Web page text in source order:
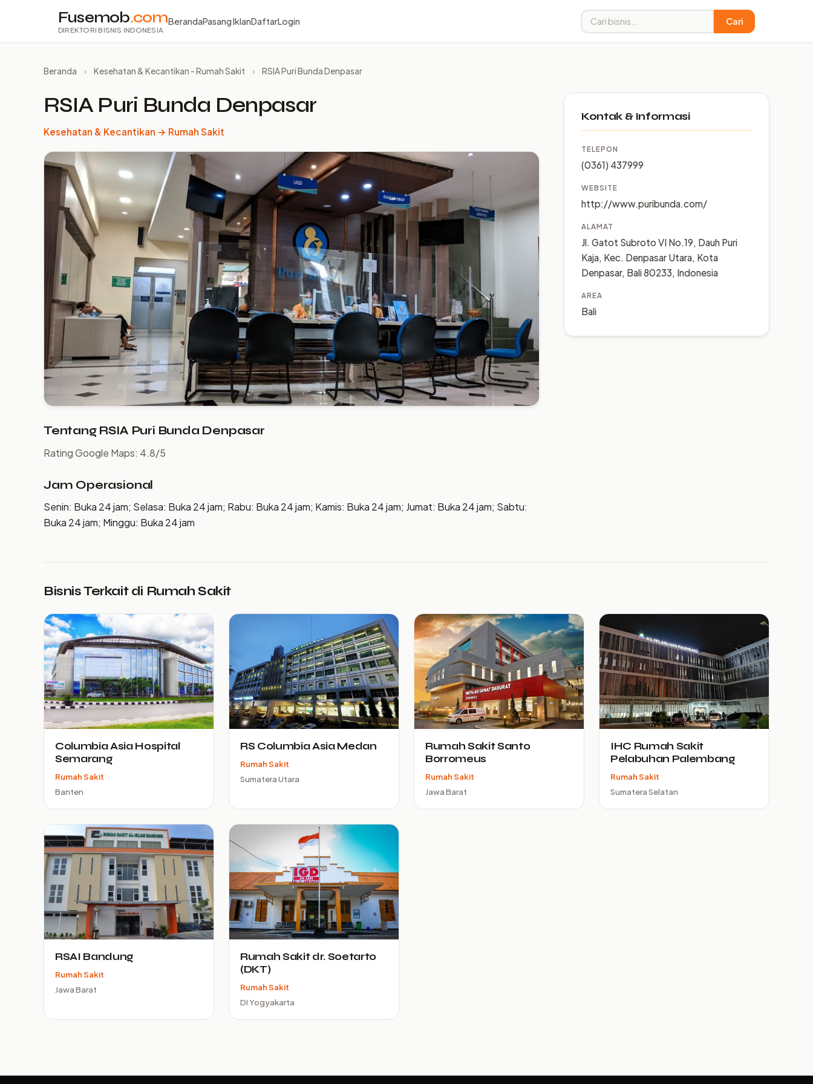
Fusemob.com
DIREKTORI BISNIS INDONESIA
BerandaPasang IklanDaftarLogin Cari
Beranda › Kesehatan & Kecantikan - Rumah Sakit › RSIA Puri Bunda Denpasar
RSIA Puri Bunda Denpasar
Kesehatan & Kecantikan → Rumah Sakit
Tentang RSIA Puri Bunda Denpasar
Rating Google Maps: 4.8/5
Jam Operasional
Senin: Buka 24 jam; Selasa: Buka 24 jam; Rabu: Buka 24 jam; Kamis: Buka 24 jam; Jumat: Buka 24 jam; Sabtu:
Buka 24 jam; Minggu: Buka 24 jam
Kontak & Informasi
TELEPON
(0361) 437999
WEBSITE
http://www.puribunda.com/
ALAMAT
Jl. Gatot Subroto VI No.19, Dauh Puri
Kaja, Kec. Denpasar Utara, Kota
Denpasar, Bali 80233, Indonesia
AREA
Bali
Bisnis Terkait di Rumah Sakit
Columbia Asia Hospital
Semarang
Rumah Sakit
Banten
RS Columbia Asia Medan
Rumah Sakit
Sumatera Utara
Rumah Sakit Santo
Borromeus
Rumah Sakit
Jawa Barat
IHC Rumah Sakit
Pelabuhan Palembang
Rumah Sakit
Sumatera Selatan
RSAI Bandung
Rumah Sakit
Jawa Barat
Rumah Sakit dr. Soetarto
(DKT)
Rumah Sakit
DI Yogyakarta